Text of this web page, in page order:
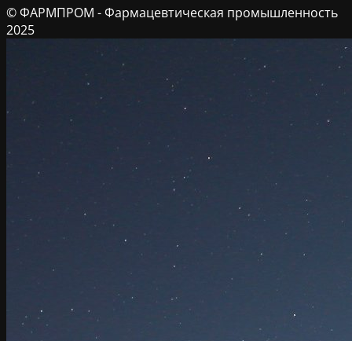
© ФАРМПРОМ - Фармацевтическая промышленность
2025